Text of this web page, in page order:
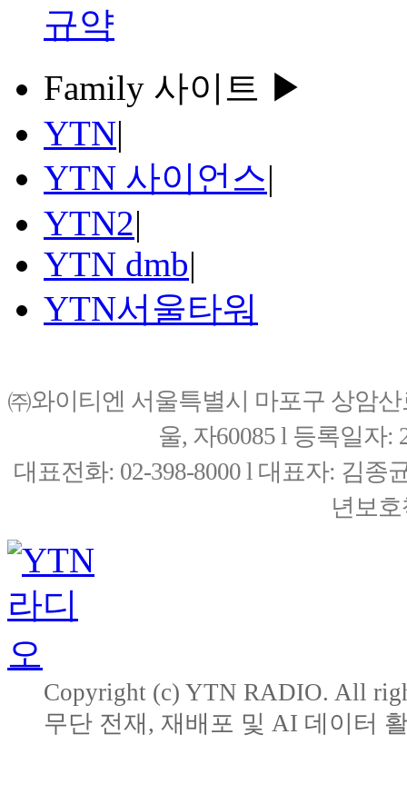
규약
Family 사이트 ▶
YTN|
YTN 사이언스|
YTN2|
YTN dmb|
YTN서울타워
㈜와이티엔 서울특별시 마포구 상암
울, 자60085 l 등록일자:
대표전화: 02-398-8000 l 대표자: 김종
년보
Copyright (c) YTN RADIO. All
무단 전재, 재배포 및 AI 데이터